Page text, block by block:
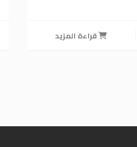
قراءة المزيد